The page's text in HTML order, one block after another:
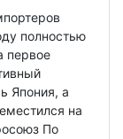
полностью
первое
Япония, а
на
По